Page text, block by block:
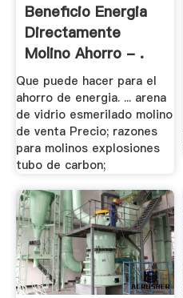
Beneficio Energia
Directamente
Molino Ahorro - .
Que puede hacer para el
ahorro de energia. ... arena
de vidrio esmerilado molino
de venta Precio; razones
para molinos explosiones
tubo de carbon;